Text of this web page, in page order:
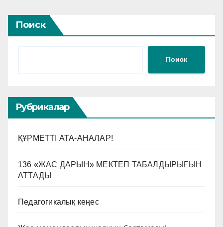
Поиск
Поиск
Рубрикалар
ҚҰРМЕТТІ АТА-АНАЛАР!
136 «ЖАС ДАРЫН» МЕКТЕП ТАБАЛДЫРЫҒЫН
АТТАДЫ
Педагогикалық кеңес